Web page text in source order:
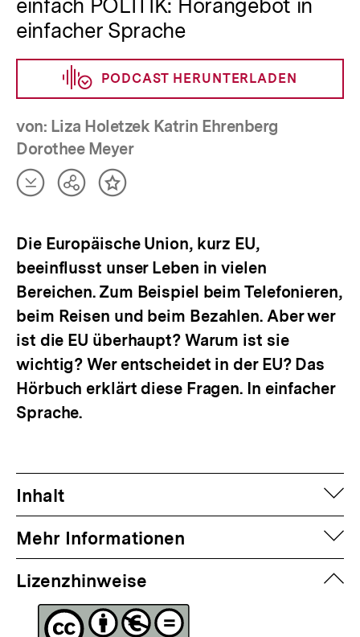
einfacher Sprache
PODCAST HERUNTERLADEN
von: Liza Holetzek Katrin Ehrenberg
Dorothee Meyer
Artikel
herunterladen
TeilenInhalt
Die Europäische Union, kurz EU,
beeinflusst unser Leben in vielen
Bereichen. Zum Beispiel beim Telefonieren,
beim Reisen und beim Bezahlen. Aber wer
ist die EU überhaupt? Warum ist sie
wichtig? Wer entscheidet in der EU? Das
Hörbuch erklärt diese Fragen. In einfacher
Sprache.
Inhalt
Mehr Informationen
Lizenzhinweise